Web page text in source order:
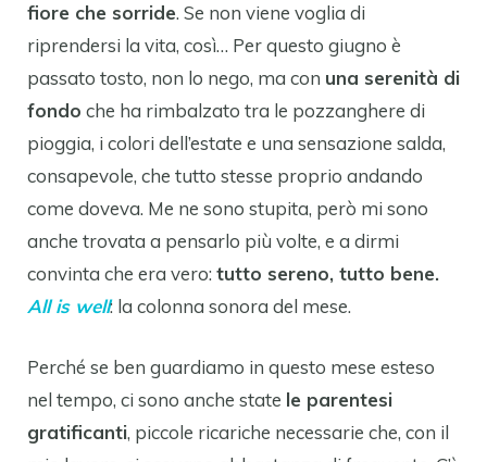
fiore che sorride. Se non viene voglia di
riprendersi la vita, così… Per questo giugno è
passato tosto, non lo nego, ma con una serenità di
fondo che ha rimbalzato tra le pozzanghere di
pioggia, i colori dell’estate e una sensazione salda,
consapevole, che tutto stesse proprio andando
come doveva. Me ne sono stupita, però mi sono
anche trovata a pensarlo più volte, e a dirmi
convinta che era vero: tutto sereno, tutto bene.
All is well: la colonna sonora del mese.
Perché se ben guardiamo in questo mese esteso
nel tempo, ci sono anche state le parentesi
gratificanti, piccole ricariche necessarie che, con il